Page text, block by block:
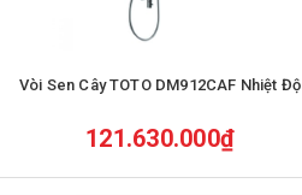
Vòi Sen Cây TOTO DM912CAF Nhiệt Độ
121.630.000₫